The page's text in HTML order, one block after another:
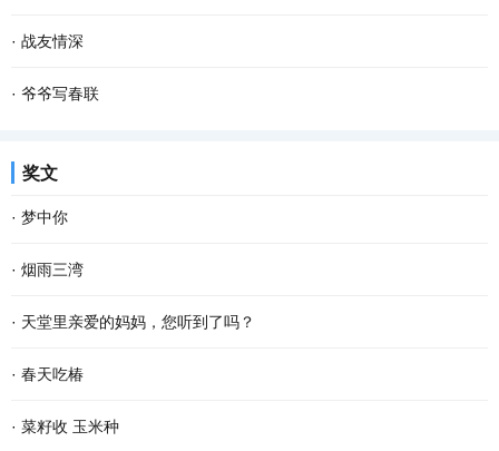
如，你我他或普普通通或轰轰烈烈的 爱情 。 爱...
所知而已。探寻大树的秘密，是有些困难的，也因此，我们常常就忽
略了这些大树所隐藏的秘密，这是一件多少有些...
一粒谷，溅满屋。 每当想起这句儿时常挂在嘴边的谜语，脑海里就会
不由地浮现这样的场景：柴火在土灶里呼呼燃烧，火舌自锅底窜出，
· 战友情深
动车开动，我们一行向西，奔南京，会战友。我凝望窗外，楼宇滑
· 爷爷写春联
奖文
· 梦中你
在梦中 我乘风驾云而来 手捧着鲜花 寻找情窦初开的你 在那童话般的
世界 美丽的鲜花散发出芬芳 只为等你 给出一季的火红 你低头时的温
柔 没有忧愁 我在一片柔情和泪水中 回想起我...
· 烟雨三湾
与镶嵌在老步湖路上的明珠——三湾村，离别已有十多个春秋。没想
到和她的重逢，发生在一个烟雨迷蒙的日子。 那个乍暖还寒的下午，
与几位朋友一起驱车到三湾观光。虽然天气阴沉...
· 天堂里亲爱的妈妈，您听到了吗？
天堂里亲爱的妈妈，您知道吗？儿子在人间得了重度糖尿病，在医院
躺了十四天，倍受煎熬。七月三日，高达32 mmol/L的血糖指标忙乱
· 春天吃椿
推开晨雾，把记忆安放进口袋，那些柔软的时光和迷离的梦，若隐若
· 菜籽收 玉米种